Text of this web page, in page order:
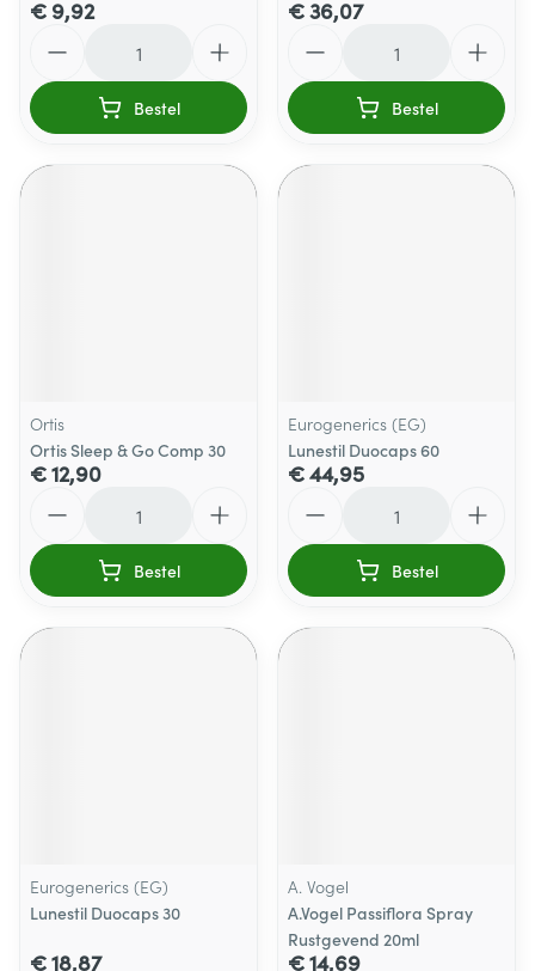
€ 9,92
Bestel
€ 36,07
Bestel
Ortis
Ortis Sleep & Go Comp 30
€ 12,90
Bestel
Eurogenerics (EG)
Lunestil Duocaps 60
€ 44,95
Bestel
Eurogenerics (EG)
Lunestil Duocaps 30
€ 18,87
A. Vogel
A.Vogel Passiflora Spray
Rustgevend 20ml
€ 14,69